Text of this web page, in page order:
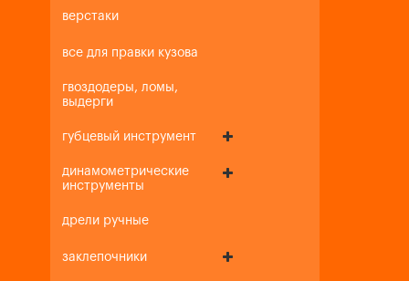
верстаки
все для правки кузова
гвоздодеры, ломы,
выдерги
губцевый инструмент
динамометрические
инструменты
дрели ручные
заклепочники